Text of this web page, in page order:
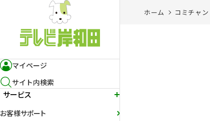
マイページ
サイト内検索
サービス
お客様サポート
ホーム コミチャ